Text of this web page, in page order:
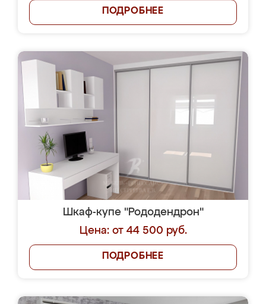
ПОДРОБНЕЕ
Шкаф-купе "Рододендрон"
Цена: от 44 500 руб.
ПОДРОБНЕЕ